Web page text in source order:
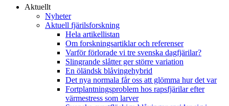
Aktuellt
Nyheter
Aktuell fjärilsforskning
Hela artikellistan
Om forskningsartiklar och referenser
Varför förlorade vi tre svenska dagfjärilar?
Slingrande slåtter ger större variation
En öländsk blåvingehybrid
Det nya normala får oss att glömma hur det var
Fortplantningsproblem hos rapsfjärilar efter
värmestress som larver